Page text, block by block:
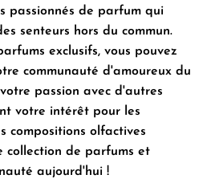
passionnés de parfum qui
senteurs hors du commun.
exclusifs, vous pouvez
communauté d'amoureux du
passion avec d'autres
votre intérêt pour les
compositions olfactives
collection de parfums et
aujourd'hui !